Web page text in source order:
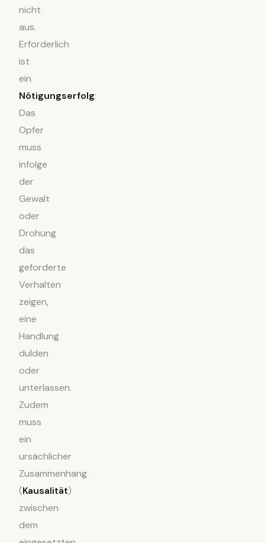
nicht
aus.
Erforderlich
ist
ein
Nötigungserfolg:
Das
Opfer
muss
infolge
der
Gewalt
oder
Drohung
das
geforderte
Verhalten
zeigen,
eine
Handlung
dulden
oder
unterlassen.
Zudem
muss
ein
ursächlicher
Zusammenhang
(Kausalität)
zwischen
dem